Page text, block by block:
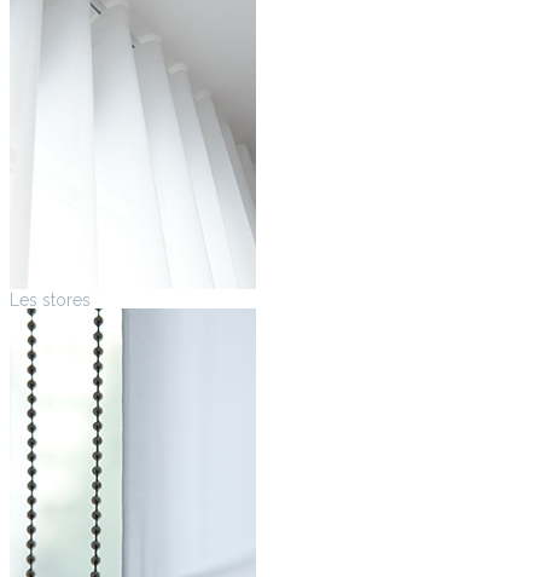
Les stores